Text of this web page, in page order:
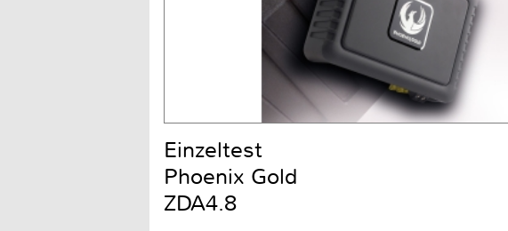
Einzeltest
Phoenix Gold
ZDA4.8